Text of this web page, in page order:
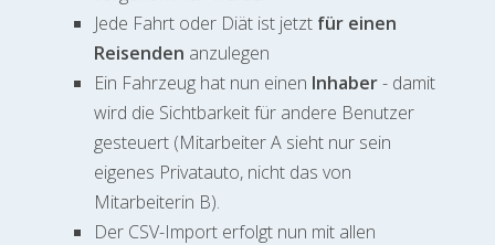
Jede Fahrt oder Diät ist jetzt für einen
Reisenden anzulegen
Ein Fahrzeug hat nun einen Inhaber- damit
wird die Sichtbarkeit für andere Benutzer
gesteuert (Mitarbeiter A sieht nur sein
eigenes Privatauto, nicht das von
Mitarbeiterin B).
Der CSV-Import erfolgt nun mit allen